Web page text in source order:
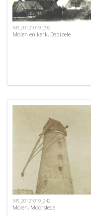
NR_20121019_092
Molen en kerk, Dadizele
NR_20121019_242
Molen, Moorslede